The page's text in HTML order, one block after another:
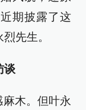
期披露了这
先生。
谈
木。但叶永